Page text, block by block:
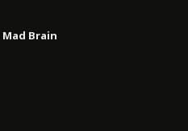
Mad Brain